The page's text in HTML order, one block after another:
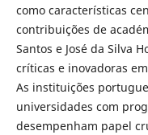
como características
contribuições de
Santos e José da Silva
críticas e inovadoras
As instituições
universidades com
desempenham papel